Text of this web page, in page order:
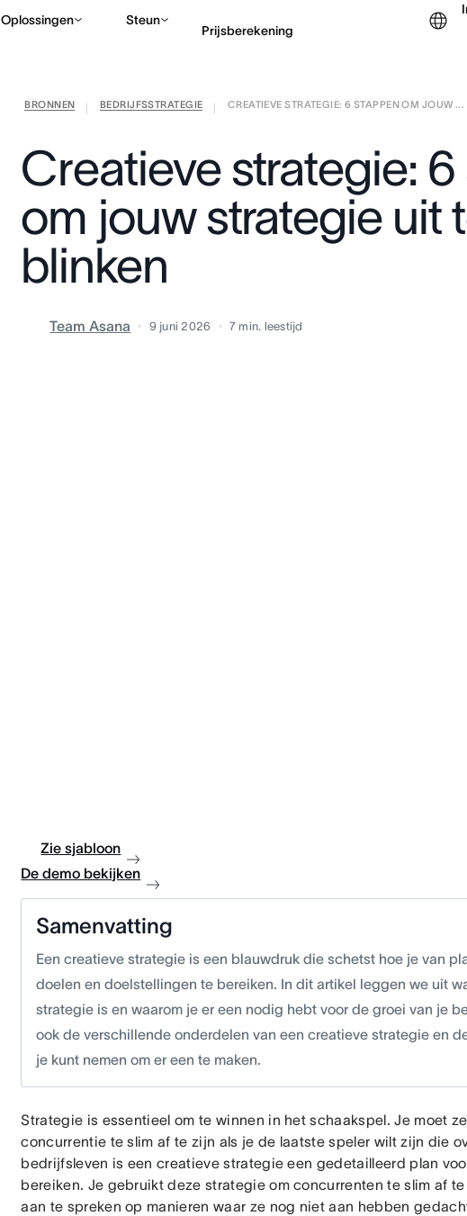
Oplossingen Steun
Prijsberekening
Contact opnemen
BRONNEN BEDRIJFSSTRATEGIE CREATIEVE STRATEGIE: 6 STAPPEN OM JOUW ...
Creatieve strategie:
om jouw strategie uit
blinken
Team Asana 9 juni 2026 7 min. leestijd
Zie sjabloon
De demo bekijken
Samenvatting
Een creatieve strategie is een blauwdruk die schetst hoe je van
doelen en doelstellingen te bereiken. In dit artikel leggen we uit
strategie is en waarom je er een nodig hebt voor de groei van je
ook de verschillende onderdelen van een creatieve strategie en
je kunt nemen om er een te maken.
Strategie is essentieel om te winnen in het schaakspel. Je moet
concurrentie te slim af te zijn als je de laatste speler wilt zijn die
bedrijfsleven is een creatieve strategie een gedetailleerd plan
bereiken. Je gebruikt deze strategie om concurrenten te slim af
aan te spreken op manieren waar ze nog niet aan hebben